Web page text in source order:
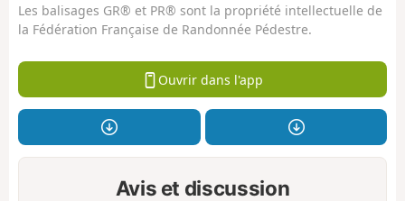
Les balisages GR® et PR® sont la propriété intellectuelle de
la Fédération Française de Randonnée Pédestre.
Ouvrir dans l'app
Avis et discussion